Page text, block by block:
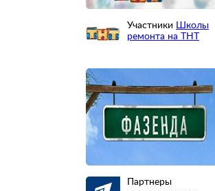
Участники
Школы
ремонта на ТНТ
Партнеры